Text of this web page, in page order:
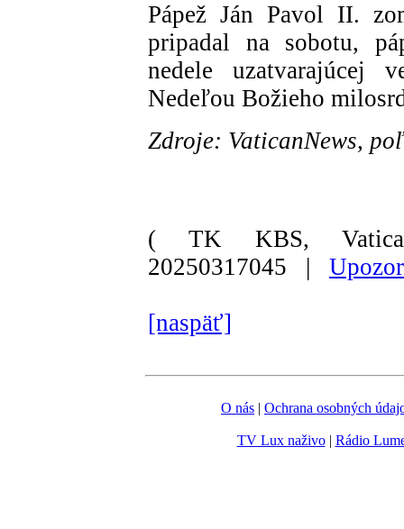
Pápež Ján Pavol II.
pripadal na sobotu,
nedele uzatvarajúcej
Nedeľou Božieho
Zdroje: VaticanNews,
( TK KBS,
20250317045 |
[naspäť]
O nás | Ochrana osobných
TV Lux naživo| Rádio